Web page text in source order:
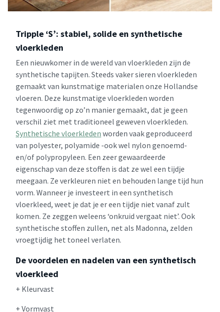
Tripple ‘S’: stabiel, solide en synthetische
vloerkleden
Een nieuwkomer in de wereld van vloerkleden zijn de
synthetische tapijten. Steeds vaker sieren vloerkleden
gemaakt van kunstmatige materialen onze Hollandse
vloeren. Deze kunstmatige vloerkleden worden
tegenwoordig op zo’n manier gemaakt, dat je geen
verschil ziet met traditioneel geweven vloerkleden.
Synthetische vloerkleden worden vaak geproduceerd
van polyester, polyamide -ook wel nylon genoemd-
en/of polypropyleen. Een zeer gewaardeerde
eigenschap van deze stoffen is dat ze wel een tijdje
meegaan. Ze verkleuren niet en behouden lange tijd hun
vorm. Wanneer je investeert in een synthetisch
vloerkleed, weet je dat je er een tijdje niet vanaf zult
komen. Ze zeggen weleens ‘onkruid vergaat niet’. Ook
synthetische stoffen zullen, net als Madonna, zelden
vroegtijdig het toneel verlaten.
De voordelen en nadelen van een synthetisch
vloerkleed
+ Kleurvast
+ Vormvast